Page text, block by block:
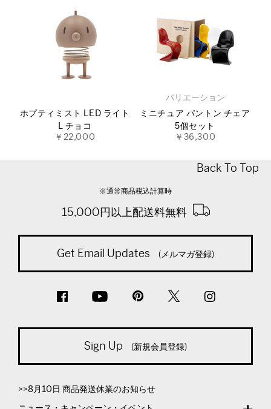
ホプティミスト LED ライト
L チョコ
￥22,000
バリエーション
ミニチュア パントン チェア
5個セット
￥36,300
Back To Top
※通常商品税込計算時
15,000円以上配送料無料
Get Email Updates (メルマガ登録)
Sign Up (新規会員登録)
>>8月10日 商品発送休業のお知らせ